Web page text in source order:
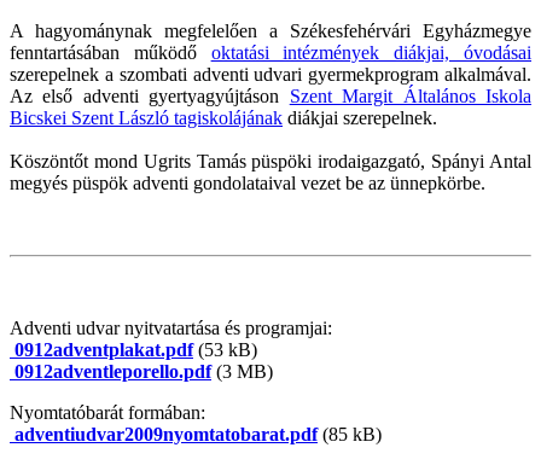
A hagyománynak megfelelően a Székesfehérvári Egyházmegye
fenntartásában működő oktatási intézmények diákjai, óvodásai
szerepelnek a szombati adventi udvari gyermekprogram alkalmával.
Az első adventi gyertyagyújtáson Szent Margit Általános Iskola
Bicskei Szent László tagiskolájának diákjai szerepelnek.
Köszöntőt mond Ugrits Tamás püspöki irodaigazgató, Spányi Antal
megyés püspök adventi gondolataival vezet be az ünnepkörbe.
Adventi udvar nyitvatartása és programjai:
0912adventplakat.pdf(53 kB)
0912adventleporello.pdf(3 MB)
Nyomtatóbarát formában:
adventiudvar2009nyomtatobarat.pdf(85 kB)